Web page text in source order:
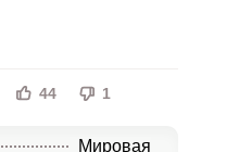
44 1
Мировая